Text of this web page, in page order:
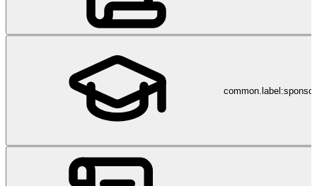
Stadtspital-Familie: www.stadtspital.ch/jobs